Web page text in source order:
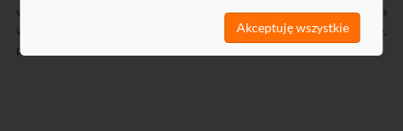
Akceptuję wszystkie
wykonana z wysokiej jakości tworzywa sztucznego odpornego na
wodę, kurz, wilgoć oraz zanieczyszczenia chemiczne,
promieniowanie UV i temperaturę (-40°C...+60°C).